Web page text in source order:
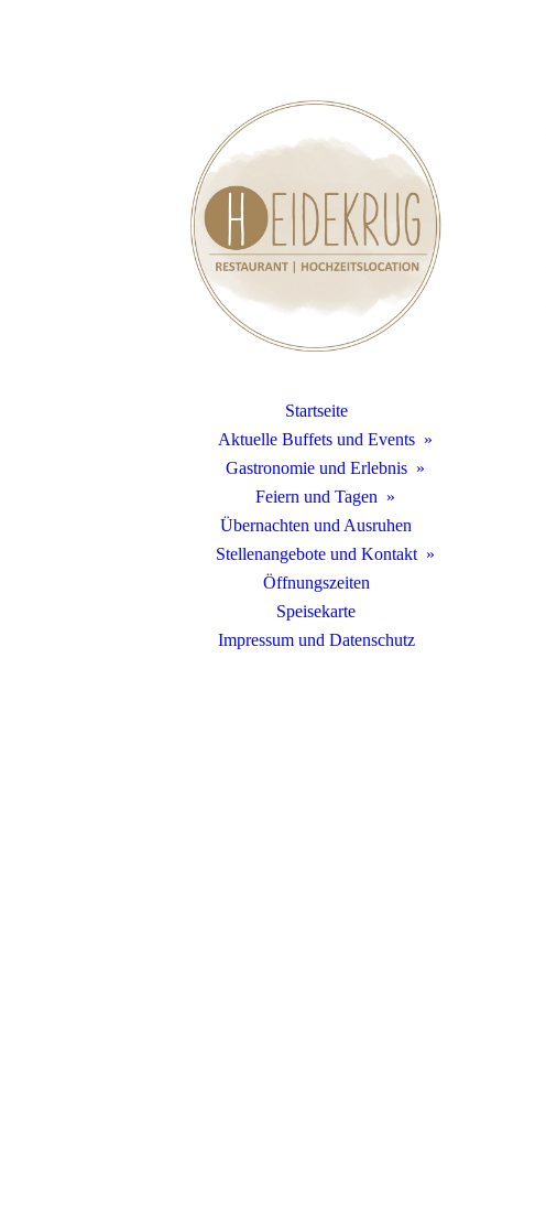
Startseite
Aktuelle Buffets und Events
Gastronomie und Erlebnis
Feiern und Tagen
Übernachten und Ausruhen
Stellenangebote und Kontakt
Öffnungszeiten
Speisekarte
Impressum und Datenschutz